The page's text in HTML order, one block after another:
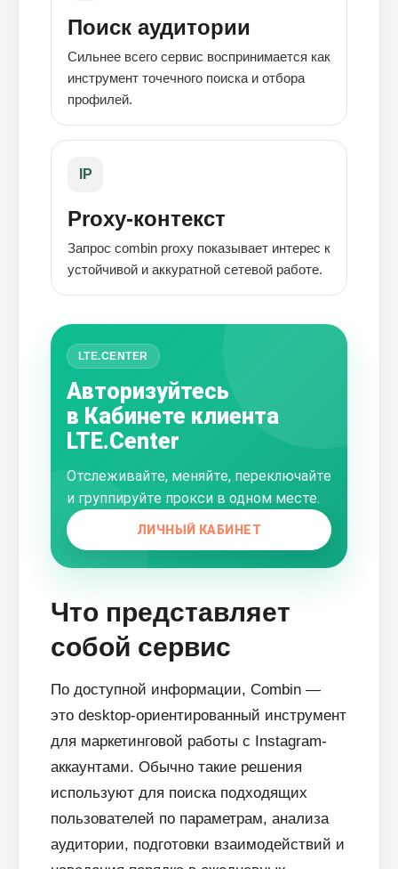
Поиск аудитории
Сильнее всего сервис воспринимается как
инструмент точечного поиска и отбора
профилей.
IP
Proxy-контекст
Запрос combin proxy показывает интерес к
устойчивой и аккуратной сетевой работе.
LTE.CENTER
Авторизуйтесь
в Кабинете клиента
LTE.Center
Отслеживайте, меняйте, переключайте
и группируйте прокси в одном месте.
ЛИЧНЫЙ КАБИНЕТ
Что представляет
собой сервис
По доступной информации, Combin —
это desktop-ориентированный инструмент
для маркетинговой работы с Instagram-
аккаунтами. Обычно такие решения
используют для поиска подходящих
пользователей по параметрам, анализа
аудитории, подготовки взаимодействий и